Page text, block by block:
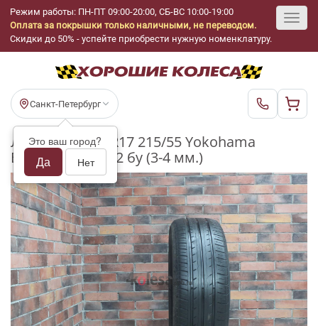
Режим работы: ПН-ПТ 09:00-20:00, СБ-ВС 10:00-19:00
Оплата за покрышки только наличными, не переводом.
Скидки до 50% - успейте приобрести нужную номенклатуру.
Санкт-Петербург
Это ваш город?
Да Нет
Летние шины R17 215/55 Yokohama
BluEarth Es es-32 бу (3-4 мм.)